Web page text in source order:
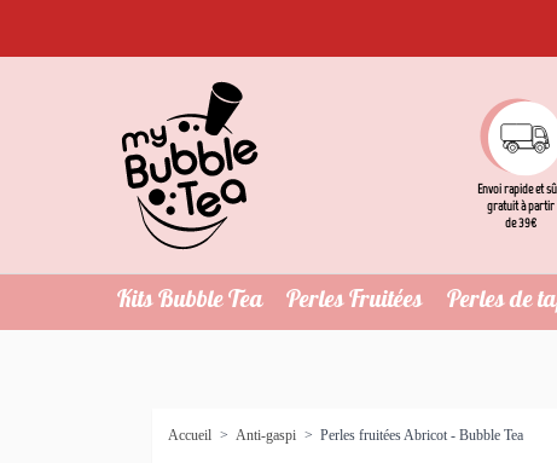
Envoi rapide et
gratuit à partir
de 39€
Kits Bubble Tea Perles Fruitées Perles de
Accueil > Anti-gaspi > Perles fruitées Abricot - Bubble Tea